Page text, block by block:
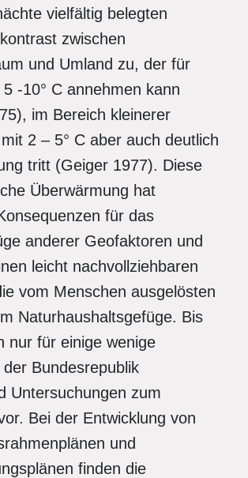
vielfältig belegten
zwischen
und Umland zu, der für
-10° C annehmen kann
im Bereich kleinerer
2 – 5° C aber auch deutlich
tritt (Geiger 1977). Diese
Überwärmung hat
für das
anderer Geofaktoren und
leicht nachvollziehbaren
vom Menschen ausgelösten
Naturhaushaltsgefüge. Bis
nur für einige wenige
Bundesrepublik
Untersuchungen zum
Bei der Entwicklung von
und
finden die